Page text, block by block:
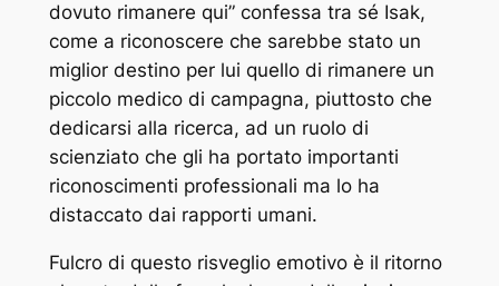
dovuto rimanere qui” confessa tra sé Isak,
come a riconoscere che sarebbe stato un
miglior destino per lui quello di rimanere un
piccolo medico di campagna, piuttosto che
dedicarsi alla ricerca, ad un ruolo di
scienziato che gli ha portato importanti
riconoscimenti professionali ma lo ha
distaccato dai rapporti umani.
Fulcro di questo risveglio emotivo è il ritorno